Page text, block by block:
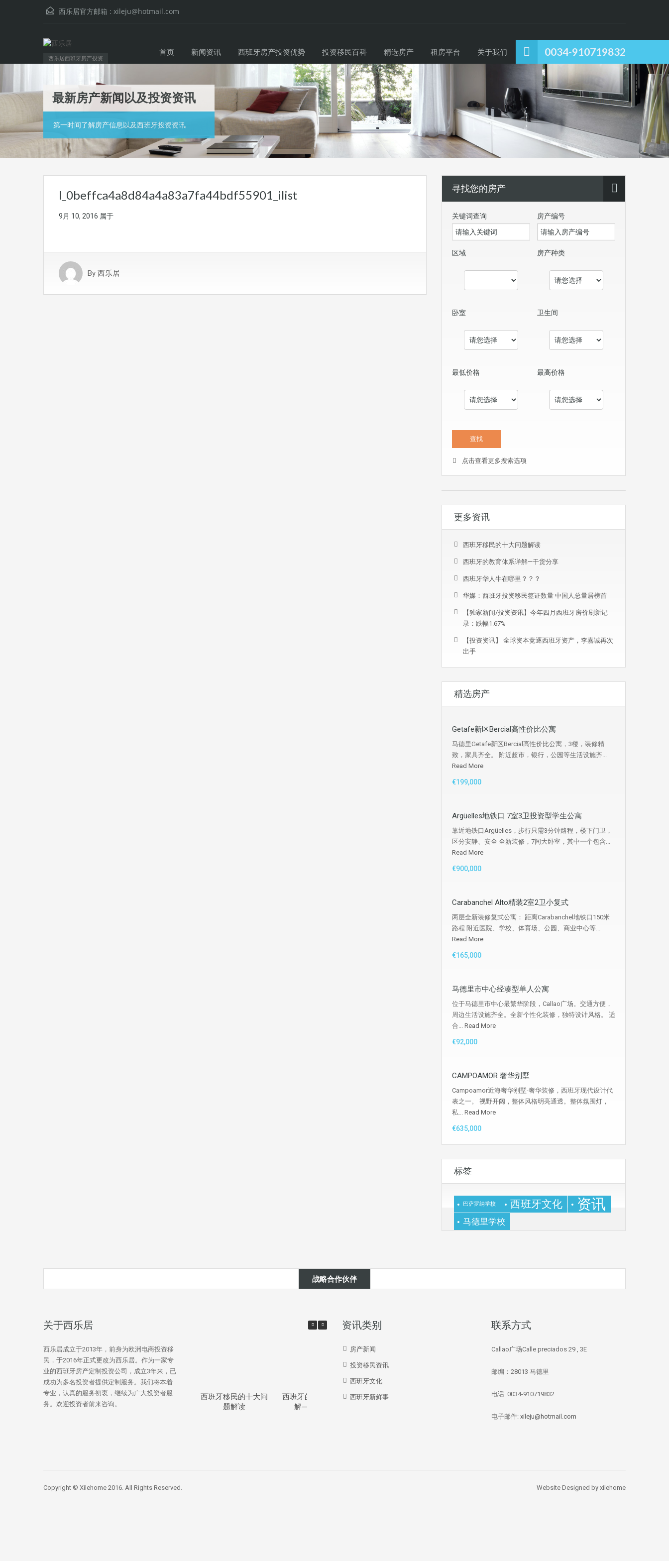
西乐居官方邮箱 : xileju@hotmail.com
西乐居西班牙房产投资
0034-910719832
首页 新闻资讯 西班牙房产投资优势 投资移民百科 精选房产 租房平台 关于我们
最新房产新闻以及投资资讯
第一时间了解房产信息以及西班牙投资资讯
l_0beffca4a8d84a4a83a7fa44bdf55901_ilist
9月 10, 2016 属于
By 西乐居
寻找您的房产
关键词查询 房产编号
区域 房产种类
卧室 卫生间
最低价格 最高价格
点击查看更多搜索选项
更多资讯
西班牙移民的十大问题解读
西班牙的教育体系详解—干货分享
西班牙华人牛在哪里？？？
华媒：西班牙投资移民签证数量 中国人总量居榜首
【独家新闻/投资资讯】今年四月西班牙房价刷新记
录：跌幅1.67%
【投资资讯】 全球资本竞逐西班牙资产，李嘉诚再次
出手
精选房产
Getafe新区Bercial高性价比公寓
马德里Getafe新区Bercial高性价比公寓，3楼，装修精
致，家具齐全。 附近超市，银行，公园等生活设施齐...
Read More
€199,000
Argüelles地铁口 7室3卫投资型学生公寓
靠近地铁口Argüelles，步行只需3分钟路程，楼下门卫，
区分安静、安全 全新装修，7间大卧室，其中一个包含...
Read More
€900,000
Carabanchel Alto精装2室2卫小复式
两层全新装修复式公寓： 距离Carabanchel地铁口150米
路程 附近医院、学校、体育场、公园、商业中心等...
Read More
€165,000
马德里市中心经凑型单人公寓
位于马德里市中心最繁华阶段，Callao广场。交通方便，
周边生活设施齐全。全新个性化装修，独特设计风格。 适
合... Read More
€92,000
CAMPOAMOR 奢华别墅
Campoamor近海奢华别墅-奢华装修，西班牙现代设计代
表之一。 视野开阔，整体风格明亮通透。整体氛围灯，
私... Read More
€635,000
标签
巴萨罗纳学校 西班牙文化 资讯
马德里学校
战略合作伙伴
关于西乐居
西乐居成立于2013年，前身为欧洲电商投资移
民，于2016年正式更改为西乐居。作为一家专
业的西班牙房产定制投资公司，成立3年来，已
成功为多名投资者提供定制服务。我们将本着
专业，认真的服务初衷，继续为广大投资者服
务。欢迎投资者前来咨询。
西班牙移民的十大问
题解读
西班牙的教育体系详
解—干货分享
西班牙华人牛在哪
华媒：西班牙投资移
总量居榜首
【独家新闻/投资资
房价刷新记录：跌幅
资讯类别
房产新闻
投资移民资讯
西班牙文化
西班牙新鲜事
联系方式
Callao广场Calle preciados 29 , 3E
邮编：28013 马德里
电话: 0034-910719832
电子邮件: xileju@hotmail.com
Copyright © Xilehome 2016. All Rights Reserved. Website Designed by xilehome